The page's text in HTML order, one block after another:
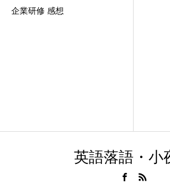
企業研修 感想
英語落語・小